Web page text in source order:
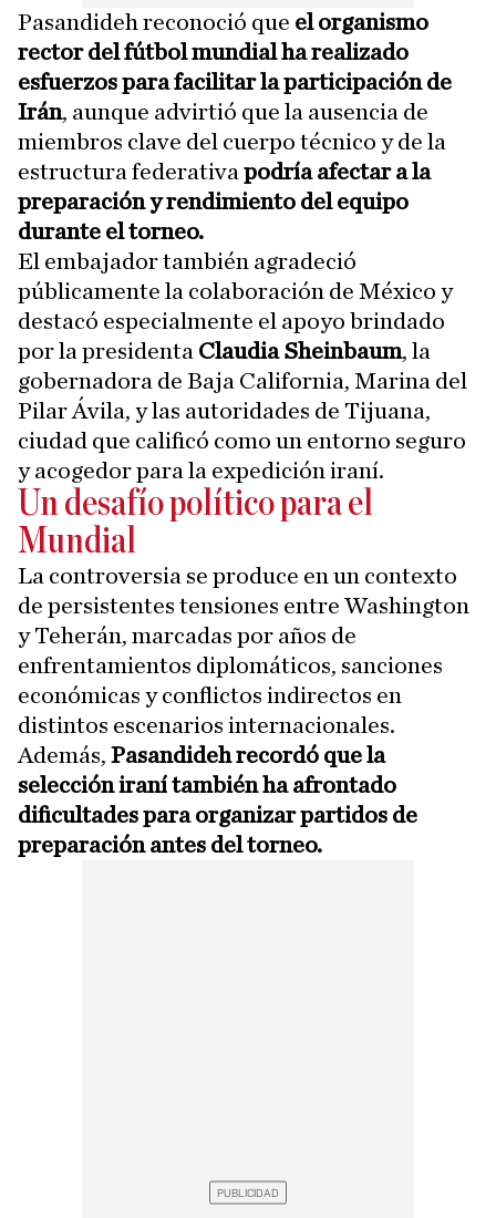
Pasandideh reconoció que el organismo
rector del fútbol mundial ha realizado
esfuerzos para facilitar la participación de
Irán, aunque advirtió que la ausencia de
miembros clave del cuerpo técnico y de la
estructura federativa podría afectar a la
preparación y rendimiento del equipo
durante el torneo.
El embajador también agradeció
públicamente la colaboración de México y
destacó especialmente el apoyo brindado
por la presidenta Claudia Sheinbaum, la
gobernadora de Baja California, Marina del
Pilar Ávila, y las autoridades de Tijuana,
ciudad que calificó como un entorno seguro
y acogedor para la expedición iraní.
Un desafío político para el
Mundial
La controversia se produce en un contexto
de persistentes tensiones entre Washington
y Teherán, marcadas por años de
enfrentamientos diplomáticos, sanciones
económicas y conflictos indirectos en
distintos escenarios internacionales.
Además, Pasandideh recordó que la
selección iraní también ha afrontado
dificultades para organizar partidos de
preparación antes del torneo.